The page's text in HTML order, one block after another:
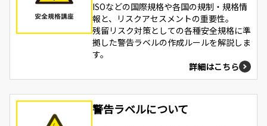
ISOなどの国際規格や各国の規制・規格情
報と、リスクアセスメントの重要性。
残留リスク対策としての各種安全規格に準
拠した警告ラベルの作成ルールを解説しま
す。
詳細はこちら
警告ラベルについて